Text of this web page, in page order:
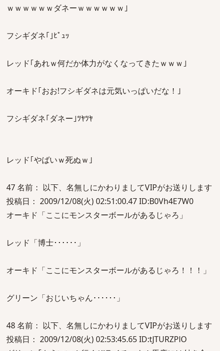
ｗｗｗｗｗｗダネーｗｗｗｗｗｗ｣
フシギダネ｢｣ﾋﾟｭｯ
レッド｢あれｗ何だか体力がなくなってきたｗｗｗ｣
オーキド｢おお!フシギダネは元気いっぱいだな！｣
フシギダネ｢ダネー｣ﾂﾔﾂﾔ
レッド｢やばいｗ死ぬｗ｣
47 名前： 以下、名無しにかわりましてVIPがお送りします
投稿日： 2009/12/08(火) 02:51:00.47 ID:B0Vh4E7W0
オーキド「ここにモンスターボールがあるじゃろ」
レッド「博士･･････」
オーキド「ここにモンスターボールがあるじゃろ！！！」
グリーン「おじいちゃん･･････」
48 名前： 以下、名無しにかわりましてVIPがお送りします
投稿日： 2009/12/08(火) 02:53:45.65 ID:tJTURZPlO